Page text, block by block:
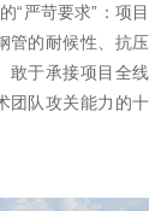
“严苛要求”：项目
管的耐候性、抗压
敢于承接项目全线
团队攻关能力的十